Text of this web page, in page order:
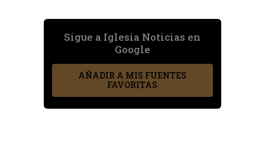
Sigue a Iglesia Noticias en
Google
AÑADIR A MIS FUENTES
FAVORITAS